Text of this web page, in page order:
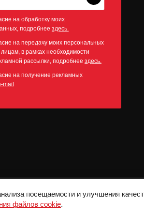
на обработку моих
подробнее здесь.
на передачу моих персональных
в рамках необходимости
рассылки, подробнее здесь.
на получение рекламных
mail
СЛУЖБА ПОДДЕРЖКИ:8-800-
ВРЕМЯ РАБОТЫ:
посещаемости и улучшения
файлов cookie.